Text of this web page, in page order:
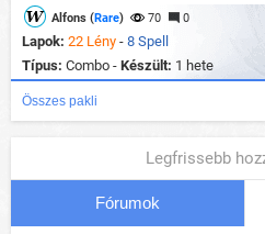
Alfons (Rare) 70 0
Lapok: 22 Lény - 8 Spell
Típus: Combo - Készült: 1 hete
Összes pakli
Legfrissebb
Fórumok